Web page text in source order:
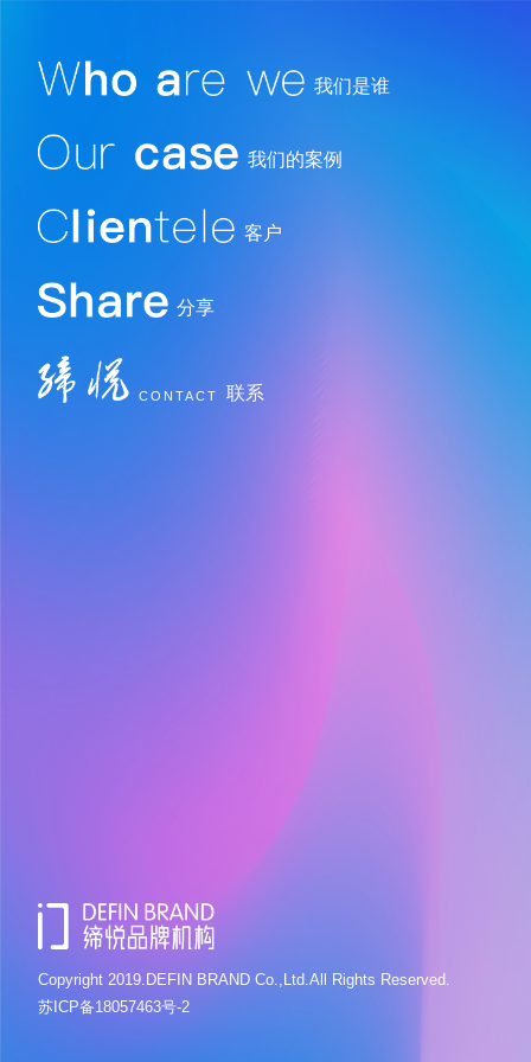
我们是谁
我们的案例
客户
分享
CONTACT 联系
Copyright 2019.DEFIN BRAND Co.,Ltd.All Rights Reserved.
苏ICP备18057463号-2